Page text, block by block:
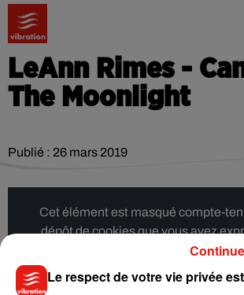
LeAnn Rimes -
The Moonlight
Publié : 26 mars 2019
Cet élément est masqué compte-
dépôt de cookies que vous avez
souhaitez l'afficher, merci de nous
en cliquant sur le bouton ci-
Le respect de votre vie privée